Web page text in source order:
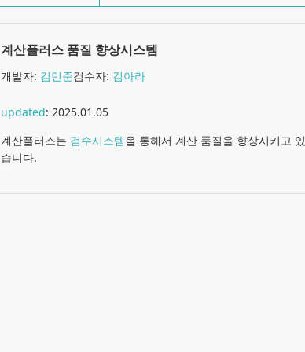
계산플러스 품질 향상시스템
개발자: 김민준검수자: 김아라
updated: 2025.01.05
계산플러스는 검수시스템을 통해서 계산 품질을 향상시키고 있
습니다.